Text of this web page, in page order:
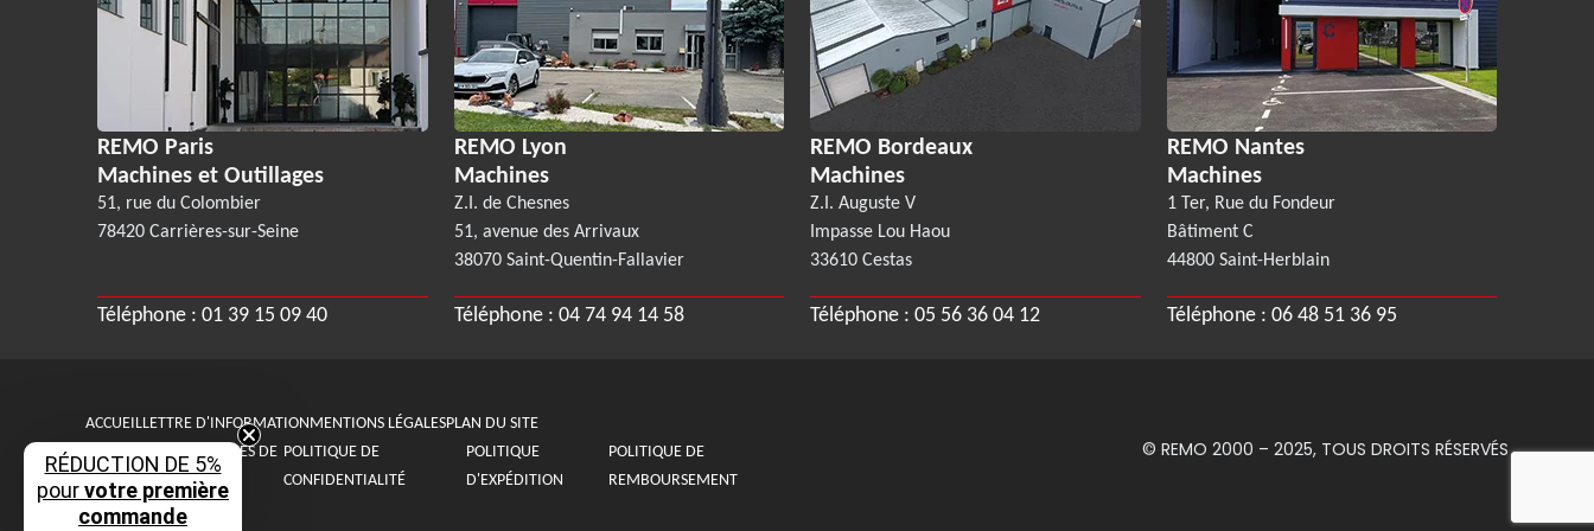
REMO Paris
Machines et Outillages
51, rue du Colombier
78420 Carrières-sur-Seine
Téléphone : 01 39 15 09 40
REMO Lyon
Machines
Z.I. de Chesnes
51, avenue des Arrivaux
38070 Saint-Quentin-Fallavier
Téléphone : 04 74 94 14 58
REMO Bordeaux
Machines
Z.I. Auguste V
Impasse Lou Haou
33610 Cestas
Téléphone : 05 56 36 04 12
REMO Nantes
Machines
1 Ter, Rue du Fondeur
Bâtiment C
44800 Saint-Herblain
Téléphone : 06 48 51 36 95
ACCUEILLETTRE D'INFORMATIONMENTIONS LÉGALESPLAN DU SITE
CONDITIONS GÉNÉRALES DE
VENTE
POLITIQUE DE
CONFIDENTIALITÉ
POLITIQUE
D'EXPÉDITION
POLITIQUE DE
REMBOURSEMENT
© REMO 2000 – 2025, TOUS DROITS RÉSERVÉS
RÉDUCTION DE 5%
pourvotre première
commande